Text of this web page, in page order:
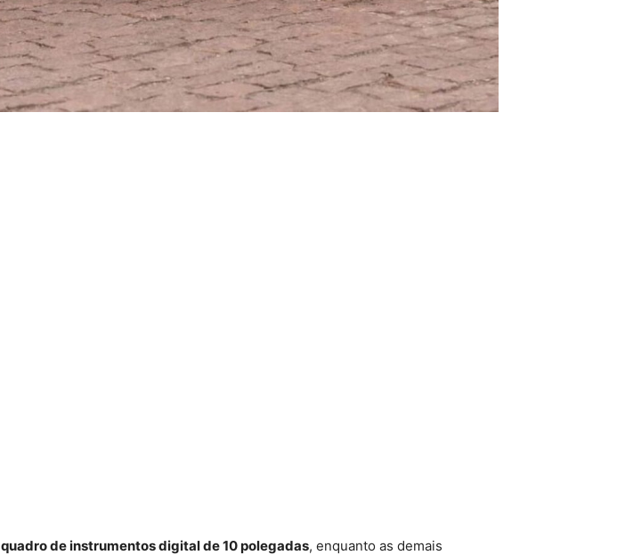
quadro de instrumentos digital de 10 polegadas, enquanto as demais